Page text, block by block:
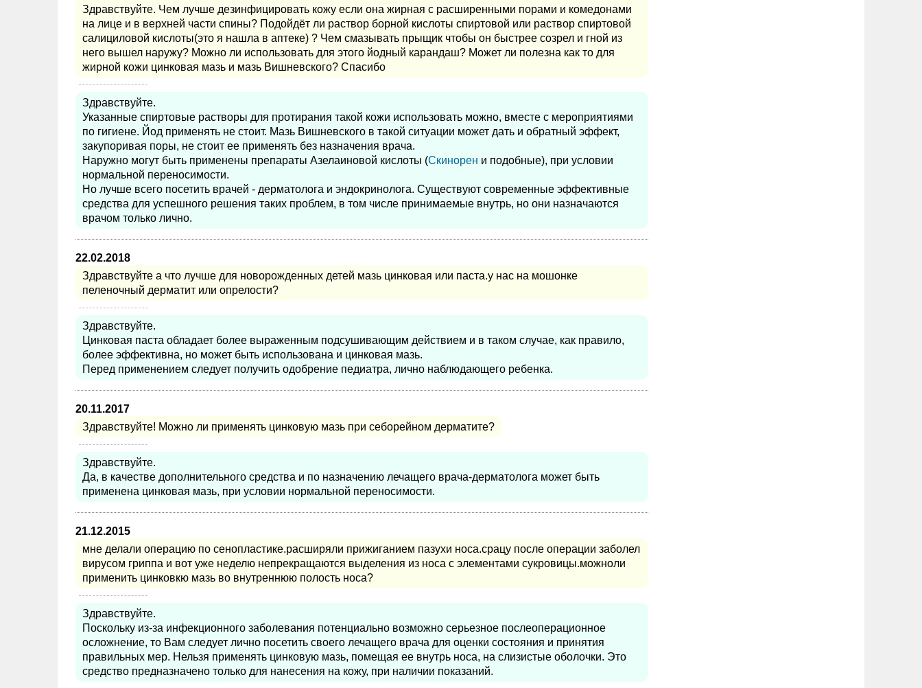
Здравствуйте. Чем лучше дезинфицировать кожу если она жирная с расширенными порами и комедонами
на лице и в верхней части спины? Подойдёт ли раствор борной кислоты спиртовой или раствор спиртовой
салициловой кислоты(это я нашла в аптеке) ? Чем смазывать прыщик чтобы он быстрее созрел и гной из
него вышел наружу? Можно ли использовать для этого йодный карандаш? Может ли полезна как то для
жирной кожи цинковая мазь и мазь Вишневского? Спасибо
Здравствуйте.
Указанные спиртовые растворы для протирания такой кожи использовать можно, вместе с мероприятиями
по гигиене. Йод применять не стоит. Мазь Вишневского в такой ситуации может дать и обратный эффект,
закупоривая поры, не стоит ее применять без назначения врача.
Наружно могут быть применены препараты Азелаиновой кислоты (Скинорен и подобные), при условии
нормальной переносимости.
Но лучше всего посетить врачей - дерматолога и эндокринолога. Существуют современные эффективные
средства для успешного решения таких проблем, в том числе принимаемые внутрь, но они назначаются
врачом только лично.
22.02.2018
Здравствуйте а что лучше для новорожденных детей мазь цинковая или паста.у нас на мошонке
пеленочный дерматит или опрелости?
Здравствуйте.
Цинковая паста обладает более выраженным подсушивающим действием и в таком случае, как правило,
более эффективна, но может быть использована и цинковая мазь.
Перед применением следует получить одобрение педиатра, лично наблюдающего ребенка.
20.11.2017
Здравствуйте! Можно ли применять цинковую мазь при себорейном дерматите?
Здравствуйте.
Да, в качестве дополнительного средства и по назначению лечащего врача-дерматолога может быть
применена цинковая мазь, при условии нормальной переносимости.
21.12.2015
мне делали операцию по сенопластике.расширяли прижиганием пазухи носа.срацу после операции заболел
вирусом гриппа и вот уже неделю непрекращаются выделения из носа с элементами сукровицы.можноли
применить цинковкю мазь во внутреннюю полость носа?
Здравствуйте.
Поскольку из-за инфекционного заболевания потенциально возможно серьезное послеоперационное
осложнение, то Вам следует лично посетить своего лечащего врача для оценки состояния и принятия
правильных мер. Нельзя применять цинковую мазь, помещая ее внутрь носа, на слизистые оболочки. Это
средство предназначено только для нанесения на кожу, при наличии показаний.